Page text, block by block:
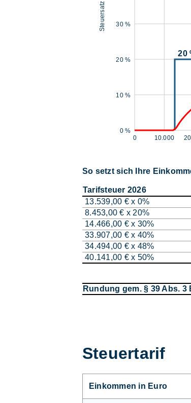
0 %
10 %
20 %
30 %
0 10.000
20
Steuersatz
So setzt sich Ihre
Tarifsteuer 2026
13.539,00 € x 0%
8.453,00 € x 20%
14.466,00 € x 30%
33.907,00 € x 40%
34.494,00 € x 48%
40.141,00 € x 50%
Rundung gem. § 39 Abs. 3
Steuertarif
Einkommen in Euro